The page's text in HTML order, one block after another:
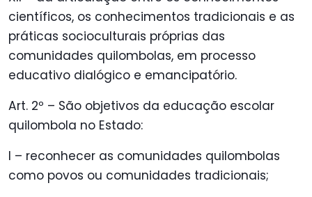
científicos, os conhecimentos tradicionais e as
práticas socioculturais próprias das
comunidades quilombolas, em processo
educativo dialógico e emancipatório.
Art. 2º – São objetivos da educação escolar
quilombola no Estado:
I – reconhecer as comunidades quilombolas
como povos ou comunidades tradicionais;